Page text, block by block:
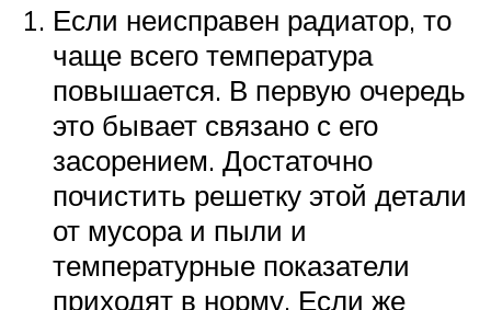
Если неисправен радиатор, то
чаще всего температура
повышается. В первую очередь
это бывает связано с его
засорением. Достаточно
почистить решетку этой детали
от мусора и пыли и
температурные показатели
приходят в норму. Если же